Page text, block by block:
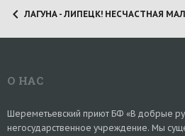
ЛАГУНА - ЛИПЕЦК! НЕСЧАСТНАЯ
О НАС
Шереметьевский приют БФ «В добрые
негосударственное учреждение. Мы